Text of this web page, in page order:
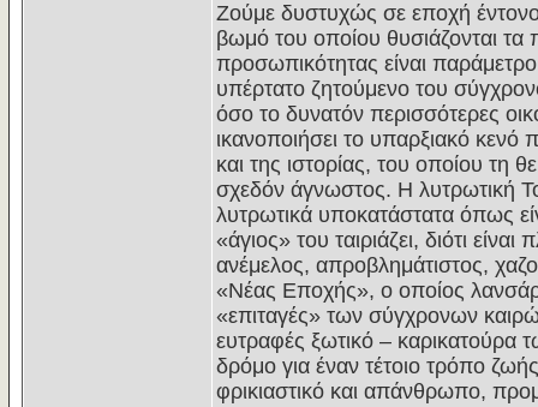
Ζούμε δυστυχώς σε εποχή
βωμό του οποίου θυσιάζονται
προσωπικότητας είναι
υπέρτατο ζητούμενο του
όσο το δυνατόν περισσότερες
ικανοποιήσει το υπαρξιακό
και της ιστορίας, του οποίου τη
σχεδόν άγνωστος. Η λυτρωτική
λυτρωτικά υποκατάστατα όπως
«άγιος» του ταιριάζει, διότι
ανέμελος, απροβλημάτιστος,
«Νέας Εποχής», ο οποίος
«επιταγές» των σύγχρονων
ευτραφές ξωτικό – καρικατούρα
δρόμο για έναν τέτοιο τρόπο
φρικιαστικό και απάνθρωπο,